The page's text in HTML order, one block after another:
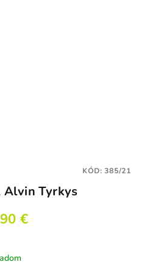
Alvin Tyrkys
€
KÓD:385/21